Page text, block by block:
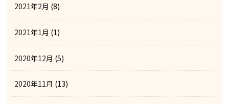
2021年2月 (8)
2021年1月 (1)
2020年12月 (5)
2020年11月 (13)